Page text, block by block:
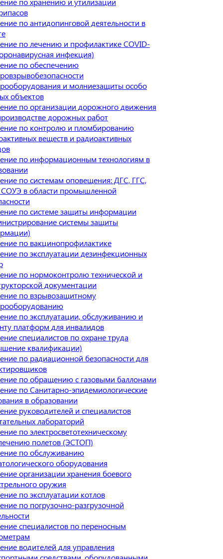
по антидопинговой деятельности в
по лечению и профилактике COVID-
инфекция)
по обеспечению
и молниезащиты особо
объектов
по организации дорожного движения
дорожных работ
по контролю и пломбированию
веществ и радиоактивных
по информационным технологиям в
по системам оповещения: ДГС, ГГС,
в области промышленной
по системе защиты информации
системы защиты
по вакцинопрофилактике
по эксплуатации дезинфекционных
по нормоконтролю технической и
документации
по взрывозащитному
по эксплуатации, обслуживанию и
платформ для инвалидов
специалистов по охране труда
квалификации)
по радиационной безопасности для
по обращению с газовыми баллонами
по Санитарно-эпидемиологические
в образовании
руководителей и специалистов
лабораторий
по электросветотехническому
полетов (ЭСТОП)
по обслуживанию
оборудования
организации хранения боевого
оружия
по эксплуатации котлов
по погрузочно-разгрузочной
специалистов по переносным
водителей для управления